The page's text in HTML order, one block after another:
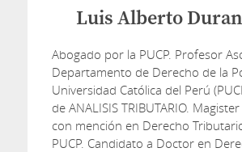
Luis Alberto
Abogado por la PUCP. Profesor
Departamento de Derecho de la
Universidad Católica del Perú
de ANALISIS TRIBUTARIO.
con mención en Derecho
PUCP. Candidato a Doctor en